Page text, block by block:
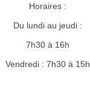
Horaires :
Du lundi au jeudi :
7h30 à 16h
Vendredi : 7h30 à 15h